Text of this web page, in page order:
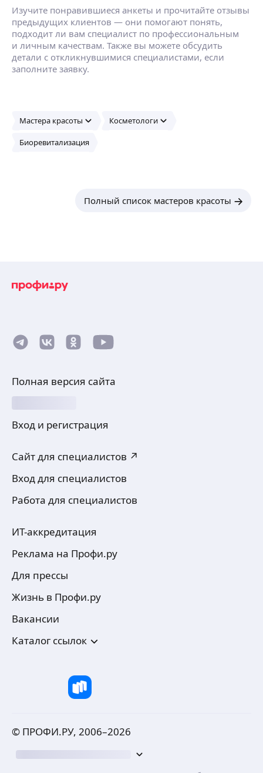
Изучите понравившиеся анкеты и прочитайте отзывы
предыдущих клиентов — они помогают понять,
подходит ли вам специалист по профессиональным
и личным качествам. Также вы можете обсудить
детали с откликнувшимися специалистами, если
заполните заявку.
Мастера красоты Косметологи
Биоревитализация
Полный список мастеров красоты
Полная версия сайта
Вход и регистрация
Сайт для специалистов ↗
Вход для специалистов
Работа для специалистов
ИТ-аккредитация
Реклама на Профи.ру
Для прессы
Жизнь в Профи.ру
Вакансии
Каталог ссылок
© ПРОФИ.РУ, 2006–2026